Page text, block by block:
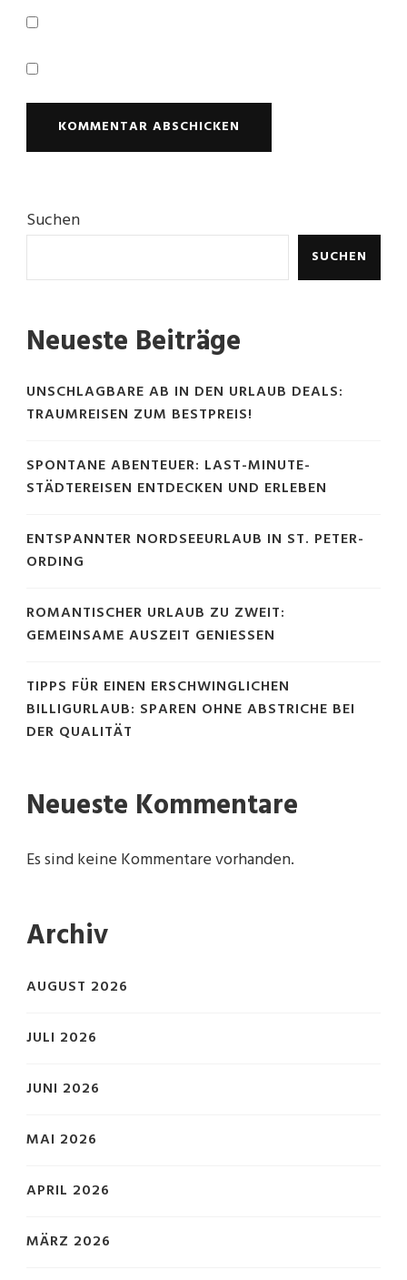
Suchen
SUCHEN
Neueste Beiträge
UNSCHLAGBARE AB IN DEN URLAUB DEALS:
TRAUMREISEN ZUM BESTPREIS!
SPONTANE ABENTEUER: LAST-MINUTE-
STÄDTEREISEN ENTDECKEN UND ERLEBEN
ENTSPANNTER NORDSEEURLAUB IN ST. PETER-
ORDING
ROMANTISCHER URLAUB ZU ZWEIT:
GEMEINSAME AUSZEIT GENIESSEN
TIPPS FÜR EINEN ERSCHWINGLICHEN
BILLIGURLAUB: SPAREN OHNE ABSTRICHE BEI
DER QUALITÄT
Neueste Kommentare
Es sind keine Kommentare vorhanden.
Archiv
AUGUST 2026
JULI 2026
JUNI 2026
MAI 2026
APRIL 2026
MÄRZ 2026